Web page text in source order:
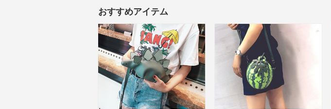
おすすめアイテム